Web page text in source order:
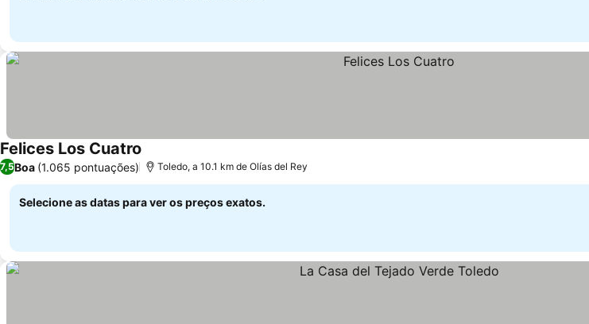
Felices Los Cuatro
7,5Boa (1.065 pontuações) Toledo, a 10.1 km de Olías del Rey
Selecione as datas para ver os preços exatos.